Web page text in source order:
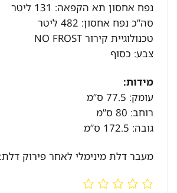
נפח אחסון תא הקפאה: 131 ליטר
סה”כ נפח אחסון: 482 ליטר
טכנולוגיית קירור NO FROST
צבע: כסוף
מידות:
עומק: 77.5 ס”מ
רוחב: 80 ס”מ
גובה: 172.5 ס”מ
מעבר דלת מינימלי לאחר פירוק דלת: 65 ס”מ